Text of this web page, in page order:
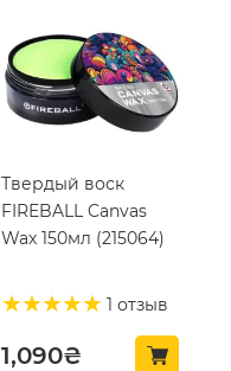
Твердый воск
FIREBALL Canvas
Wax 150мл (215064)
1 отзыв
1,090₴